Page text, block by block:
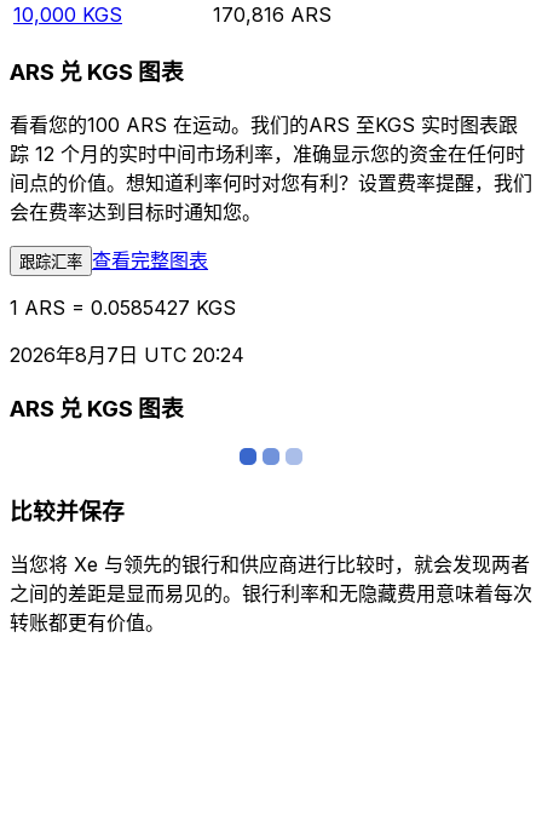
10,000 KGS 170,816 ARS
ARS 兑 KGS 图表
看看您的100 ARS 在运动。我们的ARS 至KGS 实时图表跟
踪 12 个月的实时中间市场利率，准确显示您的资金在任何时
间点的价值。想知道利率何时对您有利？设置费率提醒，我们
会在费率达到目标时通知您。
跟踪汇率 查看完整图表
1 ARS = 0.0585427 KGS
2026年8月7日 UTC 20:24
ARS 兑 KGS 图表
比较并保存
当您将 Xe 与领先的银行和供应商进行比较时，就会发现两者
之间的差距是显而易见的。银行利率和无隐藏费用意味着每次
转账都更有价值。